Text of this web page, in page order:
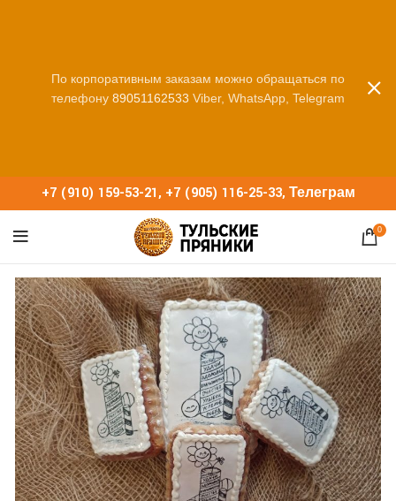
+7 (910) 159-53-21, +7 (905) 116-25-33, Телеграм
0
По корпоративным заказам можно обращаться по
телефону 89051162533 Viber, WhatsApp, Telegram